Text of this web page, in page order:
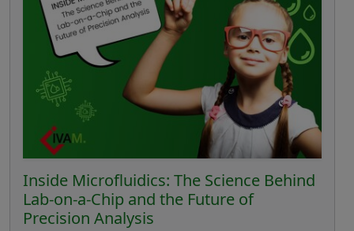
Inside Microfluidics: The Science Behind
Lab-on-a-Chip and the Future of
Precision Analysis